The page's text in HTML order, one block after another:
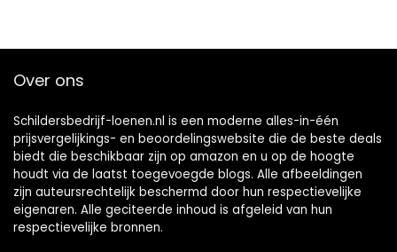
Over ons
Schildersbedrijf-loenen.nl is een moderne alles-in-één
prijsvergelijkings- en beoordelingswebsite die de beste deals
biedt die beschikbaar zijn op amazon en u op de hoogte
houdt via de laatst toegevoegde blogs. Alle afbeeldingen
zijn auteursrechtelijk beschermd door hun respectievelijke
eigenaren. Alle geciteerde inhoud is afgeleid van hun
respectievelijke bronnen.